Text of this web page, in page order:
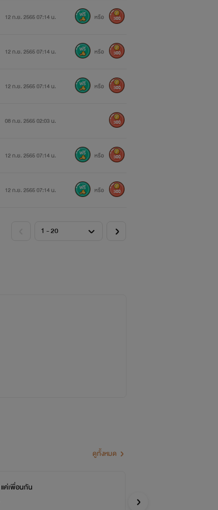
12 ก.ย. 2565 07:14 น. หรือ 300
12 ก.ย. 2565 07:14 น. หรือ 300
12 ก.ย. 2565 07:14 น. หรือ 300
08 ก.ย. 2565 02:03 น. 300
12 ก.ย. 2565 07:14 น. หรือ 300
12 ก.ย. 2565 07:14 น. หรือ 300
ดูทั้งหมด
ค่เพื่อนกัน